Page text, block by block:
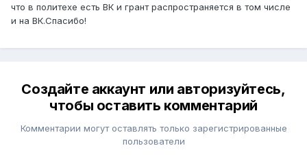
что в политехе есть ВК и грант распространяется в том числе
и на ВК.Спасибо!
Создайте аккаунт или авторизуйтесь,
чтобы оставить комментарий
Комментарии могут оставлять только зарегистрированные
пользователи